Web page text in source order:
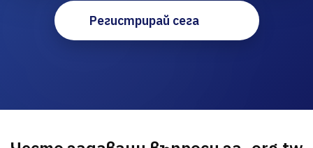
Регистрирай сега